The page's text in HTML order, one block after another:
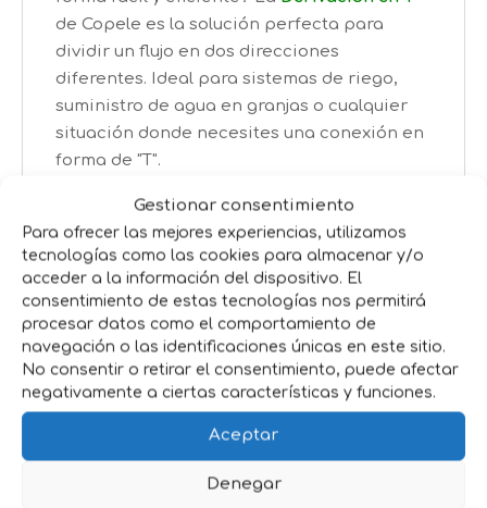
Gestionar consentimiento
Para ofrecer las mejores experiencias, utilizamos
tecnologías como las cookies para almacenar y/o
acceder a la información del dispositivo. El
consentimiento de estas tecnologías nos permitirá
procesar datos como el comportamiento de
navegación o las identificaciones únicas en este sitio.
No consentir o retirar el consentimiento, puede afectar
negativamente a ciertas características y funciones.
Aceptar
Denegar
de Copele es la solución perfecta para
dividir un flujo en dos direcciones
diferentes. Ideal para sistemas de riego,
suministro de agua en granjas o cualquier
situación donde necesites una conexión en
forma de "T".
Características principales:
Material resistente:Hecho de plástico
duradero que soporta las condiciones más
exigentes.
Fácil de instalar: Simplemente conecta
las mangueras y listo. Sin complicaciones.
Versatilidad:
Compatible con diferentes
tipos de mangueras, lo que te da flexibilidad
para usarlo en distintos proyectos.
para evitar fugas y mantener un flujo